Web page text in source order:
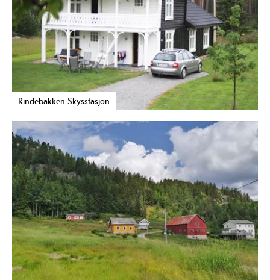
Rindebakken Skysstasjon